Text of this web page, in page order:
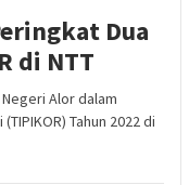
Dua
di NTT
Negeri Alor dalam
Tahun 2022 di